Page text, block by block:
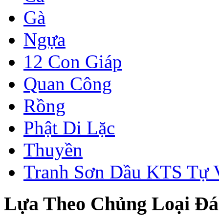
Gà
Ngựa
12 Con Giáp
Quan Công
Rồng
Phật Di Lặc
Thuyền
Tranh Sơn Dầu KTS Tự
Lựa Theo Chủng Loại Đá